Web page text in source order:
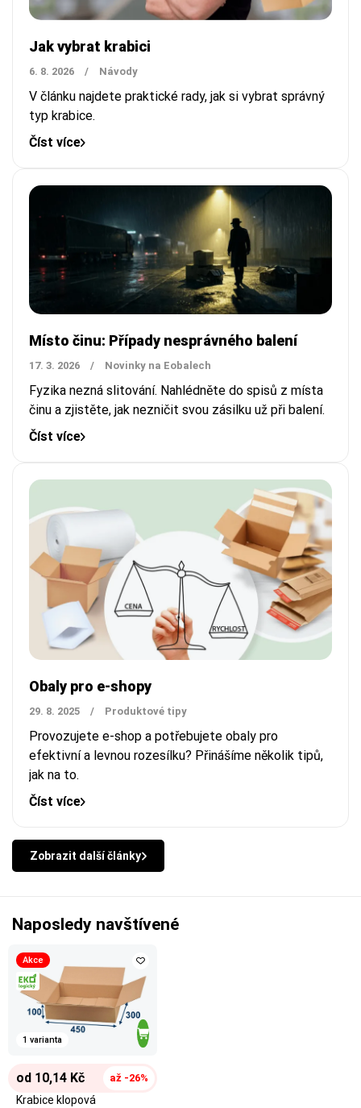
Jak vybrat krabici
6. 8. 2026 / Návody
V článku najdete praktické rady, jak si vybrat správný
typ krabice.
Číst více
Místo činu: Případy nesprávného balení
17. 3. 2026 / Novinky na Eobalech
Fyzika nezná slitování. Nahlédněte do spisů z místa
činu a zjistěte, jak nezničit svou zásilku už při balení.
Číst více
Obaly pro e-shopy
29. 8. 2025 / Produktové tipy
Provozujete e-shop a potřebujete obaly pro
efektivní a levnou rozesílku? Přinášíme několik tipů,
jak na to.
Číst více
Zobrazit další články
Naposledy navštívené
Akce
1 varianta
od 10,14 Kč až -26%
Krabice klopová